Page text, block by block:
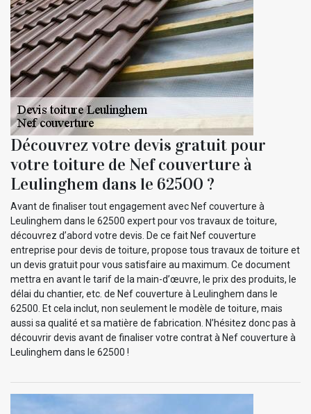
Découvrez votre devis gratuit pour
votre toiture de Nef couverture à
Leulinghem dans le 62500 ?
Avant de finaliser tout engagement avec Nef couverture à
Leulinghem dans le 62500 expert pour vos travaux de toiture,
découvrez d’abord votre devis. De ce fait Nef couverture
entreprise pour devis de toiture, propose tous travaux de toiture et
un devis gratuit pour vous satisfaire au maximum. Ce document
mettra en avant le tarif de la main-d’œuvre, le prix des produits, le
délai du chantier, etc. de Nef couverture à Leulinghem dans le
62500. Et cela inclut, non seulement le modèle de toiture, mais
aussi sa qualité et sa matière de fabrication. N’hésitez donc pas à
découvrir devis avant de finaliser votre contrat à Nef couverture à
Leulinghem dans le 62500 !